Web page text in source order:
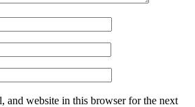
and website in this browser for the next